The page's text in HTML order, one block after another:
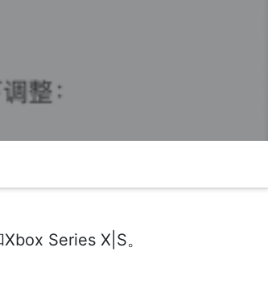
Series X|S。